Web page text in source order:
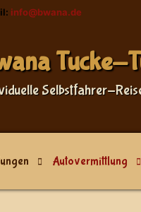
info@bwana.de
Tucke-
Selbstfahrer-
Autovermittlung